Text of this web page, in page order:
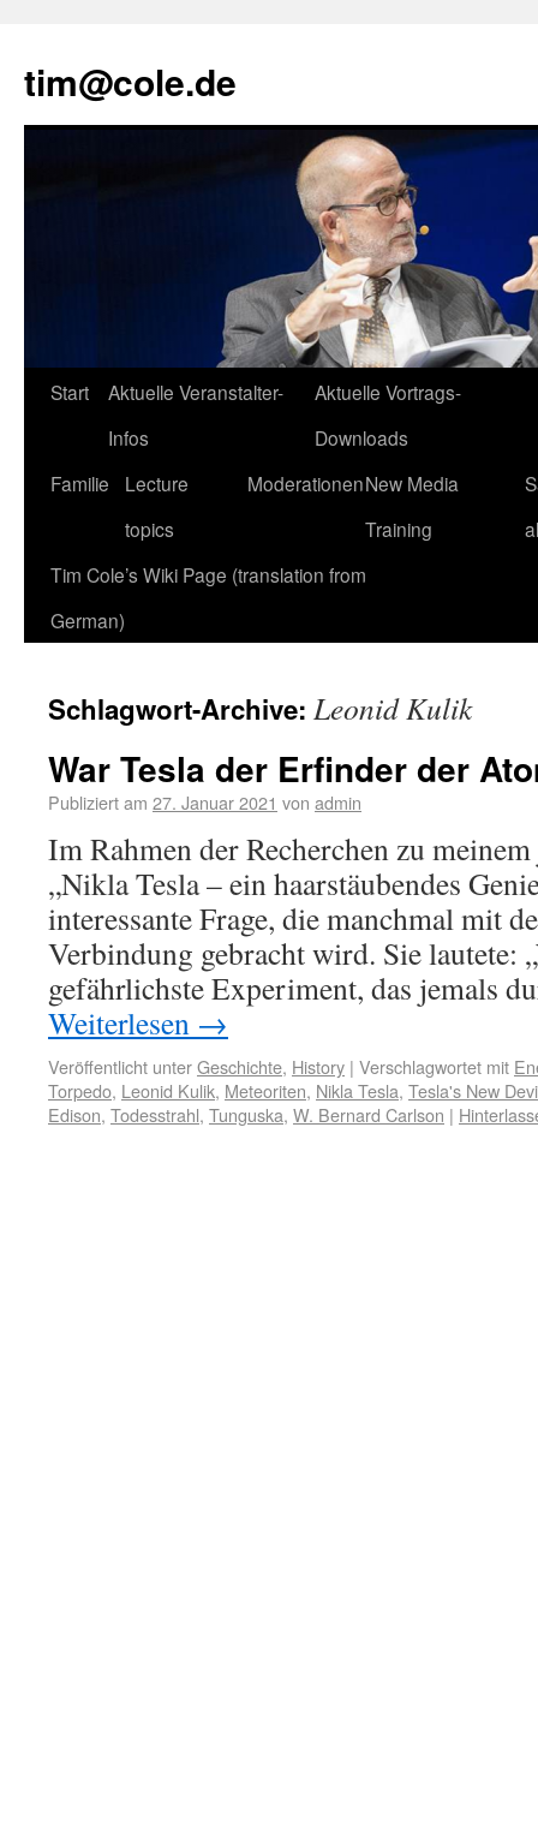
tim@cole.de
Start
Aktuelle Veranstalter-
Infos
Aktuelle Vortrags-
Downloads
Familie
Lecture
topics
ModerationenNew Media
Training
Tim Cole’s Wiki Page (translation from
German)
Schlagwort-Archive: Leonid Kulik
War Tesla der Erfinder der
Publiziert am 27. Januar 2021 von admin
Im Rahmen der Recherchen zu
„Nikla Tesla – ein haarstäubendes
interessante Frage, die manchmal mit
Verbindung gebracht wird. Sie lautete:
gefährlichste Experiment, das jemals
Weiterlesen →
Veröffentlicht unterGeschichte, History | Verschlagwortet mit
Torpedo, Leonid Kulik, Meteoriten, Nikla Tesla, Tesla's New
Edison, Todesstrahl, Tunguska, W. Bernard Carlson |